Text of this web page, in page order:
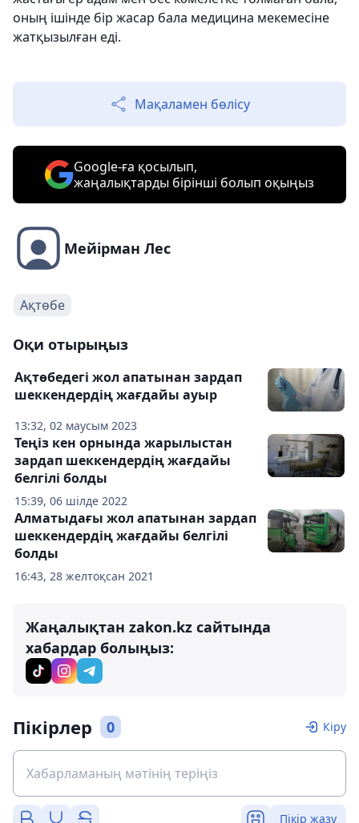
оның ішінде бір жасар бала медицина мекемесіне
жатқызылған еді.
Мақаламен бөлісу
Google-ға қосылып,
жаңалықтарды бірінші болып оқыңыз
Мейірман Лес
Ақтөбе
Оқи отырыңыз
13:32, 02 маусым 2023
Ақтөбедегі жол апатынан зардап
шеккендердің жағдайы ауыр
15:39, 06 шілде 2022
Теңіз кен орнында жарылыстан
зардап шеккендердің жағдайы
белгілі болды
16:43, 28 желтоқсан 2021
Алматыдағы жол апатынан зардап
шеккендердің жағдайы белгілі
болды
Жаңалықтан zakon.kz сайтында
хабардар болыңыз:
Пікірлер 0 Кіру
Пікір жазу